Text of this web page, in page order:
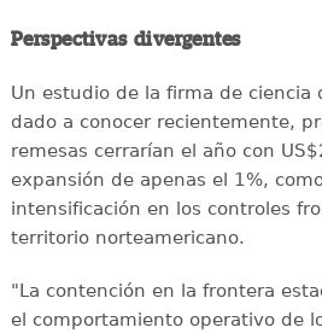
Perspectivas divergentes
Un estudio de la firma de ciencia
dado a conocer recientemente,
remesas cerrarían el año con
expansión de apenas el 1%,
intensificación en los controles
territorio norteamericano.
"La contención en la frontera
el comportamiento operativo de